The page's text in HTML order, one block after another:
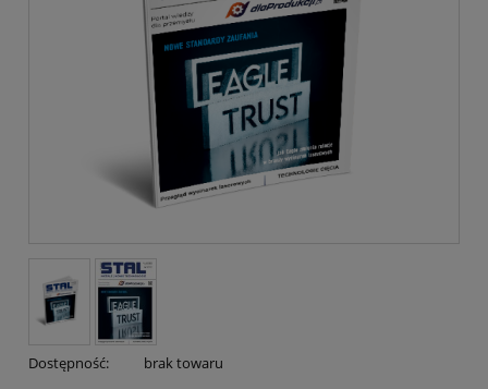
Dostępność: brak towaru